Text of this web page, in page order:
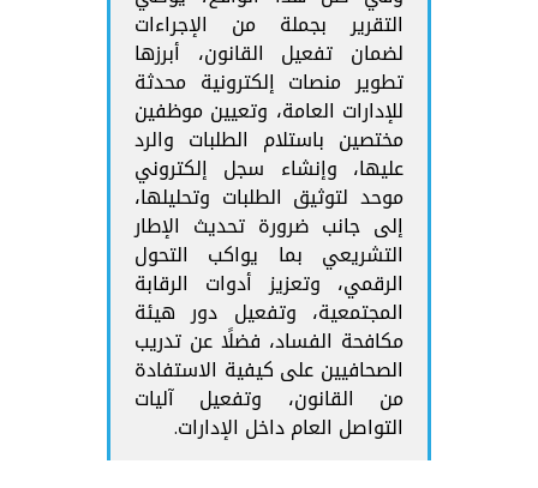
التقرير بجملة من الإجراءات
لضمان تفعيل القانون، أبرزها
تطوير منصات إلكترونية محدثة
للإدارات العامة، وتعيين موظفين
مختصين باستلام الطلبات والرد
عليها، وإنشاء سجل إلكتروني
موحد لتوثيق الطلبات وتحليلها،
إلى جانب ضرورة تحديث الإطار
التشريعي بما يواكب التحول
الرقمي، وتعزيز أدوات الرقابة
المجتمعية، وتفعيل دور هيئة
مكافحة الفساد، فضلًا عن تدريب
الصحافيين على كيفية الاستفادة
من القانون، وتفعيل آليات
التواصل العام داخل الإدارات.